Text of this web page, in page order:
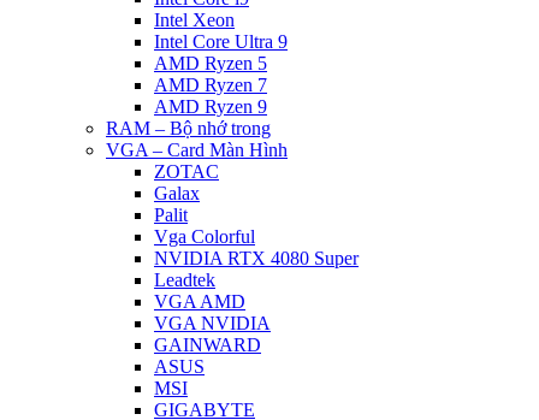
Intel Xeon
Intel Core Ultra 9
AMD Ryzen 5
AMD Ryzen 7
AMD Ryzen 9
RAM – Bộ nhớ trong
VGA – Card Màn Hình
ZOTAC
Galax
Palit
Vga Colorful
NVIDIA RTX 4080 Super
Leadtek
VGA AMD
VGA NVIDIA
GAINWARD
ASUS
MSI
GIGABYTE